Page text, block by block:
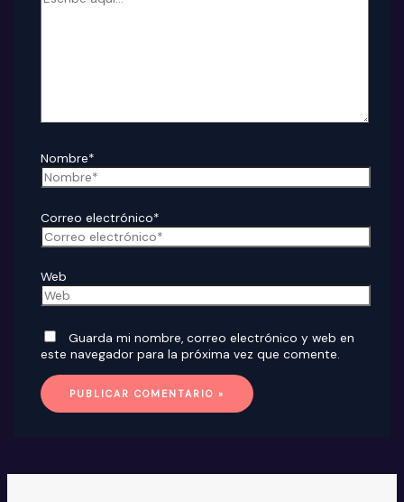
Nombre*
Correo electrónico*
Web
Guarda mi nombre, correo electrónico y web en
este navegador para la próxima vez que comente.